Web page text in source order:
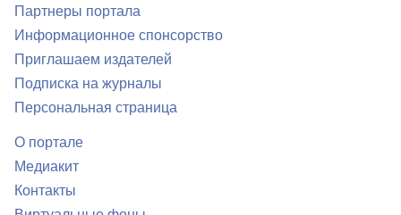
Партнеры портала
Информационное спонсорство
Приглашаем издателей
Подписка на журналы
Персональная страница
О портале
Медиакит
Контакты